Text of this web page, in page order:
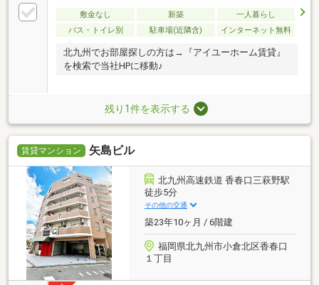
敷金なし 新築
一人暮らし
バス・トイレ別
駐車場(近隣含) インターネット無料
北九州でお部屋探しの方は→『アイユーホーム賃貸』
を検索で当社HPに移動♪
残り1件を表示する
賃貸マンション 矢島ビル
北九州高速鉄道 香春口三萩野駅
徒歩5分
その他の交通
築23年10ヶ月 / 6階建
福岡県北九州市小倉北区香春口
１丁目